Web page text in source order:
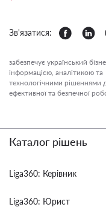
Зв'язатися:
забезпечує український
інформацією, аналітикою та
технологічними рішеннями
ефективної та безпечної
Каталог рішень
Liga360: Керівник
Liga360: Юрист